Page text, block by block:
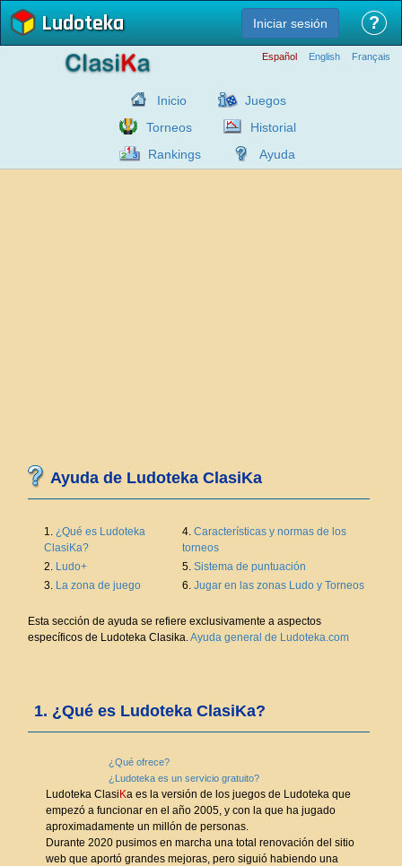
Ludoteka Iniciar sesión ?
Español English Français
Inicio
Juegos
Torneos
Historial
Rankings
Ayuda
Ayuda de Ludoteka ClasiKa
1. ¿Qué es Ludoteka
ClasiKa?
4. Características y normas de los
torneos
2. Ludo+ 5. Sistema de puntuación
3. La zona de juego 6. Jugar en las zonas Ludo y Torneos
Esta sección de ayuda se refiere exclusivamente a aspectos
específicos de Ludoteka Clasika.Ayuda general de Ludoteka.com
1. ¿Qué es Ludoteka ClasiKa?
¿Qué ofrece?
¿Ludoteka es un servicio gratuito?
Ludoteka Clasi Ka es la versión de los juegos de Ludoteka que
empezó a funcionar en el año 2005, y con la que ha jugado
aproximadamente un millón de personas.
Durante 2020 pusimos en marcha una total renovación del sitio
web que aportó grandes mejoras, pero siguió habiendo una